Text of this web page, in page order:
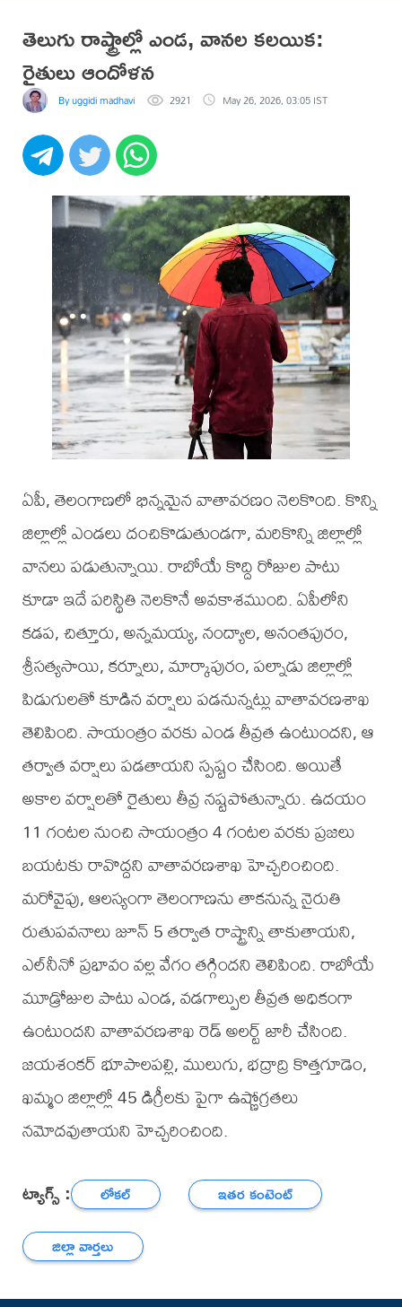
తెలుగు రాష్ట్రాల్లో ఎండ, వానల కలయిక:
రైతులు ఆందోళన
By uggidi madhavi 2921 May 26, 2026, 03:05 IST
ఏపీ, తెలంగాణలో భిన్నమైన వాతావరణం నెలకొంది. కొన్ని
జిల్లాల్లో ఎండలు దంచికొడుతుండగా, మరికొన్ని జిల్లాల్లో
వానలు పడుతున్నాయి. రాబోయే కొద్ది రోజుల పాటు
కూడా ఇదే పరిస్థితి నెలకొనే అవకాశముంది. ఏపీలోని
కడప, చిత్తూరు, అన్నమయ్య, నంద్యాల, అనంతపురం,
శ్రీసత్యసాయి, కర్నూలు, మార్కాపురం, పల్నాడు జిల్లాల్లో
పిడుగులతో కూడిన వర్షాలు పడనున్నట్లు వాతావరణశాఖ
తెలిపింది. సాయంత్రం వరకు ఎండ తీవ్రత ఉంటుందని, ఆ
తర్వాత వర్షాలు పడతాయని స్పష్టం చేసింది. అయితే
అకాల వర్షాలతో రైతులు తీవ్ర నష్టపోతున్నారు. ఉదయం
11 గంటల నుంచి సాయంత్రం 4 గంటల వరకు ప్రజలు
బయటకు రావొద్దని వాతావరణశాఖ హెచ్చరించింది.
మరోవైపు, ఆలస్యంగా తెలంగాణను తాకనున్న నైరుతి
రుతుపవనాలు జూన్ 5 తర్వాత రాష్ట్రాన్ని తాకుతాయని,
ఎల్‌నీనో ప్రభావం వల్ల వేగం తగ్గిందని తెలిపింది. రాబోయే
మూడ్రోజుల పాటు ఎండ, వడగాల్పుల తీవ్రత అధికంగా
ఉంటుందని వాతావరణశాఖ రెడ్ అలర్ట్ జారీ చేసింది.
జయశంకర్ భూపాలపల్లి, ములుగు, భద్రాద్రి కొత్తగూడెం,
ఖమ్మం జిల్లాల్లో 45 డిగ్రీలకు పైగా ఉష్ణోగ్రతలు
నమోదవుతాయని హెచ్చరించింది.
ట్యాగ్స్ : లోకల్
ఇతర కంటెంట్
జిల్లా వార్తలు